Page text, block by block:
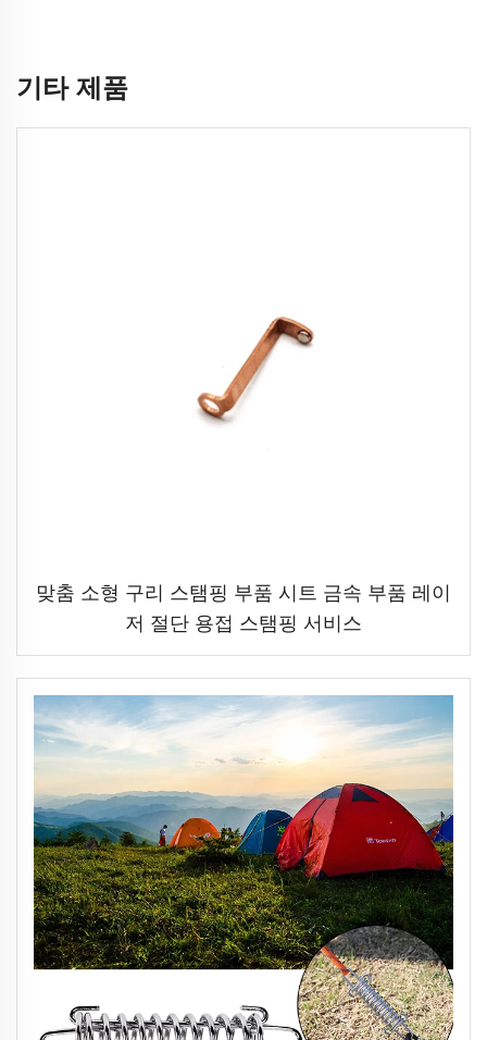
기타 제품
맞춤 소형 구리 스탬핑 부품 시트 금속 부품 레이
저 절단 용접 스탬핑 서비스